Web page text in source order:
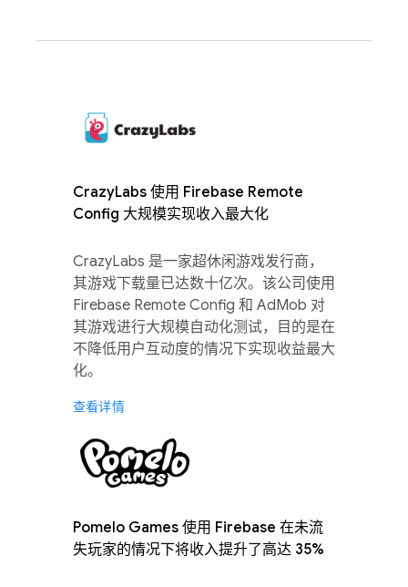
CrazyLabs 使用 Firebase Remote
Config 大规模实现收入最大化
CrazyLabs 是一家超休闲游戏发行商，
其游戏下载量已达数十亿次。该公司使用
Firebase Remote Config 和 AdMob 对
其游戏进行大规模自动化测试，目的是在
不降低用户互动度的情况下实现收益最大
化。
查看详情
Pomelo Games 使用 Firebase 在未流
失玩家的情况下将收入提升了高达 35%